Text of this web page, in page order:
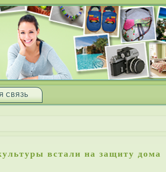
СВЯЗЬ
встали на защиту дома